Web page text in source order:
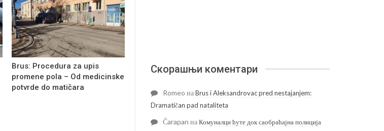
Brus: Procedura za upis
promene pola – Od medicinske
potvrde do matičara
Скорашњи коментари
Romeo наBrus i Aleksandrovac pred nestajanjem:
Dramatičan pad nataliteta
Čarapan наКомуналци ћуте док саобраћајна полиција